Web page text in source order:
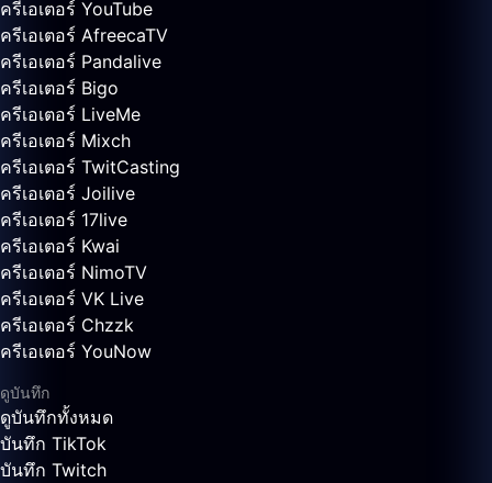
ครีเอเตอร์ YouTube
ครีเอเตอร์ AfreecaTV
ครีเอเตอร์ Pandalive
ครีเอเตอร์ Bigo
ครีเอเตอร์ LiveMe
ครีเอเตอร์ Mixch
ครีเอเตอร์ TwitCasting
ครีเอเตอร์ Joilive
ครีเอเตอร์ 17live
ครีเอเตอร์ Kwai
ครีเอเตอร์ NimoTV
ครีเอเตอร์ VK Live
ครีเอเตอร์ Chzzk
ครีเอเตอร์ YouNow
ดูบันทึก
ดูบันทึกทั้งหมด
บันทึก TikTok
บันทึก Twitch